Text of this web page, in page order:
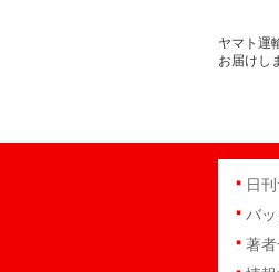
ヤマト運
お届けし
日
バ
著